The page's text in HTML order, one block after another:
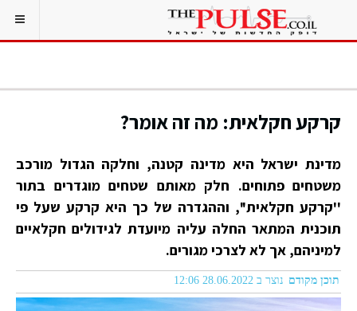
קרקע חקלאית: מה זה אומר?
מדינת ישראל היא מדינה קטנה, וחלקה הגדול מורכב
משטחים פתוחים. חלק מאותם שטחים מוגדרים בתור
''קרקע חקלאית'', וההגדרה של כך היא קרקע שעל פי
תוכנית המתאר החלה עליה מיועדת לגידולים חקלאיים
למיניהם, אך לא לצרכי מגורים.
תוכן מקודם נוצר ב 28.06.2022 12:06